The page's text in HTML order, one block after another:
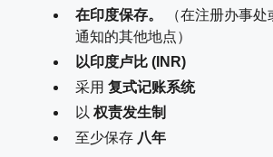
在印度保存。
（在注册办事
通知的其他地点）
以印度卢比 (INR)
采用 复式记账系统
以 权责发生制
至少保存 八年